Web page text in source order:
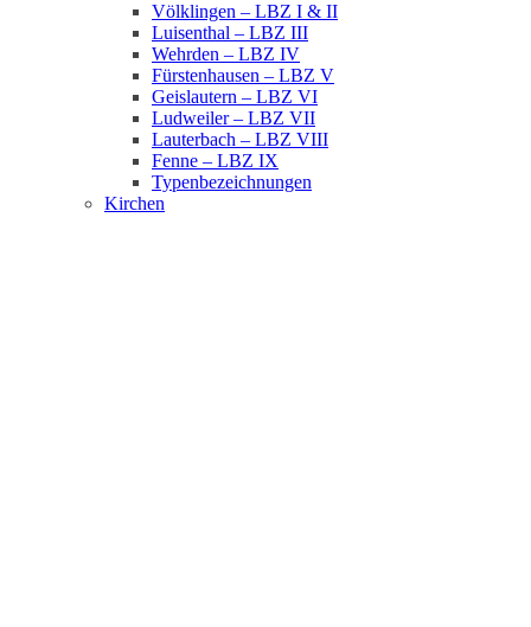
Völklingen – LBZ I & II
Luisenthal – LBZ III
Wehrden – LBZ IV
Fürstenhausen – LBZ V
Geislautern – LBZ VI
Ludweiler – LBZ VII
Lauterbach – LBZ VIII
Fenne – LBZ IX
Typenbezeichnungen
Kirchen